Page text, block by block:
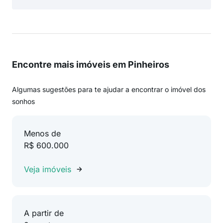
Encontre mais imóveis em Pinheiros
Algumas sugestões para te ajudar a encontrar o imóvel dos
sonhos
Menos de
R$ 600.000
Veja imóveis
A partir de